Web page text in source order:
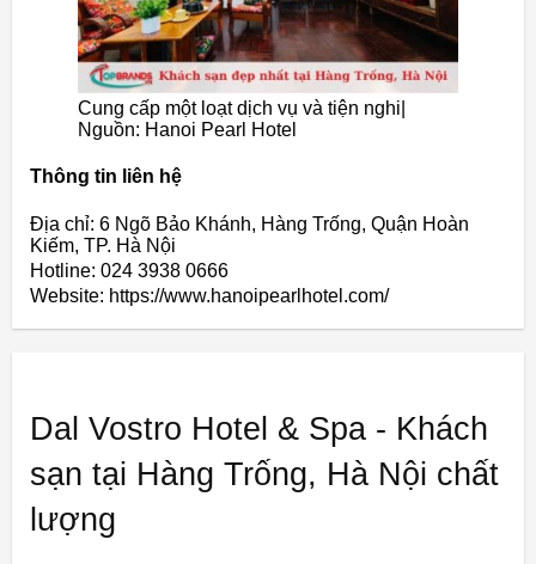
Cung cấp một loạt dịch vụ và tiện nghi|
Nguồn: Hanoi Pearl Hotel
Thông tin liên hệ
Địa chỉ: 6 Ngõ Bảo Khánh, Hàng Trống, Quận Hoàn
Kiếm, TP. Hà Nội
Hotline: 024 3938 0666
Website: https://www.hanoipearlhotel.com/
Dal Vostro Hotel & Spa - Khách
sạn tại Hàng Trống, Hà Nội chất
lượng